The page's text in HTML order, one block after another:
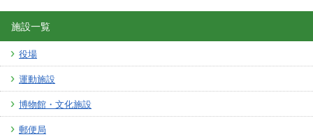
施設一覧
役場
運動施設
博物館・文化施設
郵便局